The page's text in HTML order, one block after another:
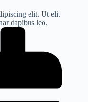
elit. Ut elit
dapibus leo.